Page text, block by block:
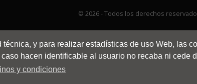
y para realizar estadísticas de uso Web, las
hacen identificable al usuario no recaba ni cede
y condiciones
© 2026 - Todos los derechos